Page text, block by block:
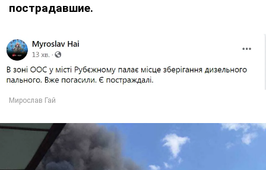
пострадавшие.